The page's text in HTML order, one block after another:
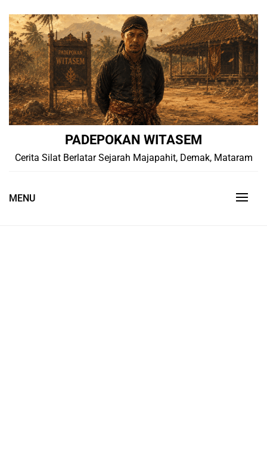
content
PADEPOKAN WITASEM
Cerita Silat Berlatar Sejarah Majapahit, Demak, Mataram
MENU